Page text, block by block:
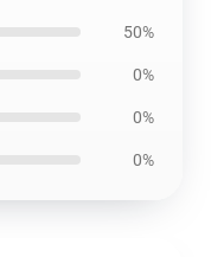
50%
0%
0%
0%